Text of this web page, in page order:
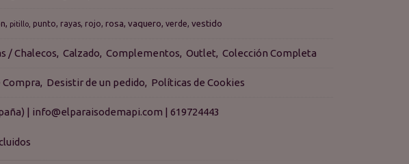
pitillo punto rayas rojo rosa vaquero verde vestido
/ Chalecos Calzado Complementos Outlet Colección Completa
Compra Desistir de un pedido Políticas de Cookies
| info@elparaisodemapi.com | 619724443